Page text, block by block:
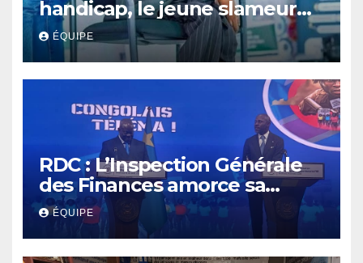
handicap, le jeune slameur
Akonkwa Kenyata Bernard
lance un appel à la solidarité
pour poursuivre ses études
ÉQUIPE
RDC : L’Inspection Générale
des Finances amorce sa
révolution numérique pour
un contrôle permanent des
finances publiques
ÉQUIPE